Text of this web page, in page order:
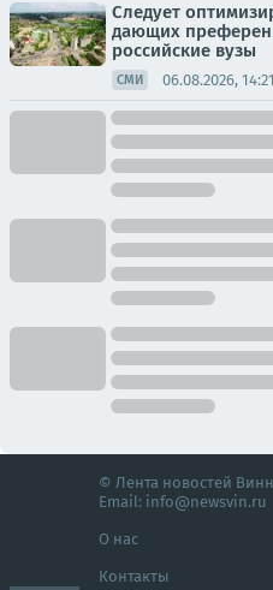
Следует
дающих
российские вузы
СМИ 06.08.2026, 14:21
© Лента новостей
Email: info@newsvin.ru
О нас
Контакты